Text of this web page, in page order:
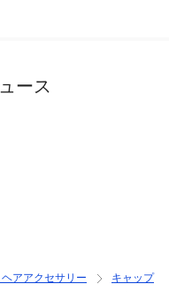
ース
アアクセサリー
キャップ